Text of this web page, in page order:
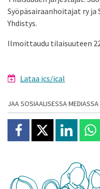
Syöpäsairaanhoitajat ry ja
Yhdistys.
Ilmoittaudu tilaisuuteen
Lataa ics/ical
JAA SOSIAALISESSA MEDIASSA
Jaa Facebookissa
Jaa X:ssäJaa